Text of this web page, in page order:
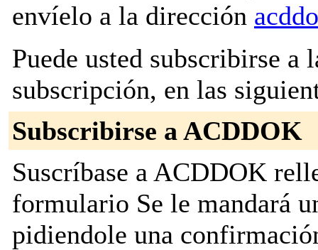
envíelo a la dirección
Puede usted subscribirse a
subscripción, en las
Subscribirse a ACDDOK
Suscríbase a ACDDOK
formulario Se le mandará
pidiendole una